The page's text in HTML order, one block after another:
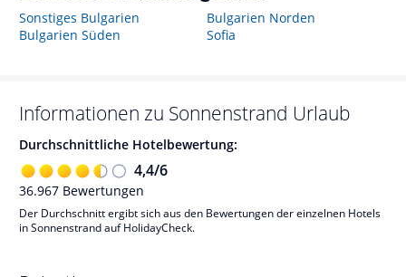
Sonstiges Bulgarien
Bulgarien Süden
Bulgarien Norden
Sofia
Informationen zu Sonnenstrand Urlaub
Durchschnittliche Hotelbewertung:
4,4/6
36.967 Bewertungen
Der Durchschnitt ergibt sich aus den Bewertungen der einzelnen Hotels
in Sonnenstrand auf HolidayCheck.